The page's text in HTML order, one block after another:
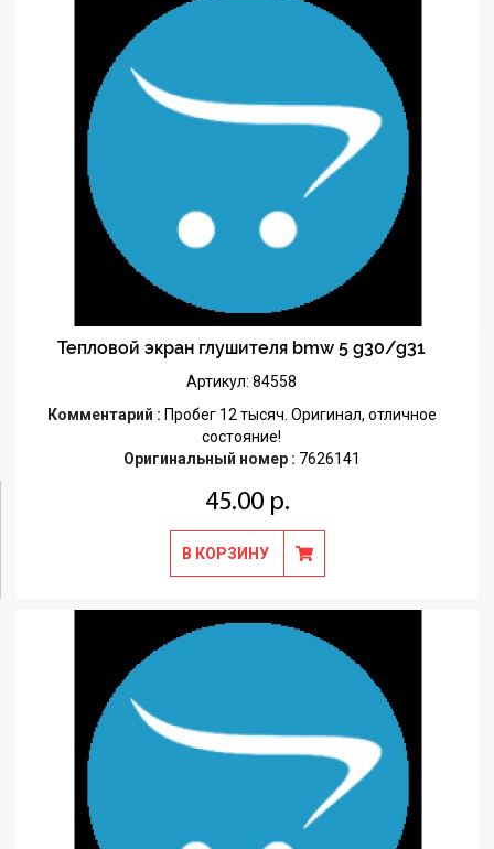
Тепловой экран глушителя bmw 5 g30/g31
Артикул: 84558
Комментарий : Пробег 12 тысяч. Оригинал, отличное
состояние!
Оригинальный номер : 7626141
45.00 р.
В КОРЗИНУ